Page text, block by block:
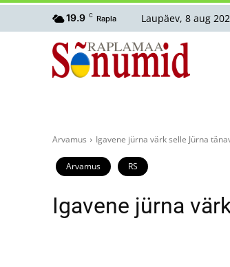
19.9 C Rapla Laupäev, 8 aug
Arvamus Igavene jürna värk selle Jürna
Arvamus RS
Igavene jürna